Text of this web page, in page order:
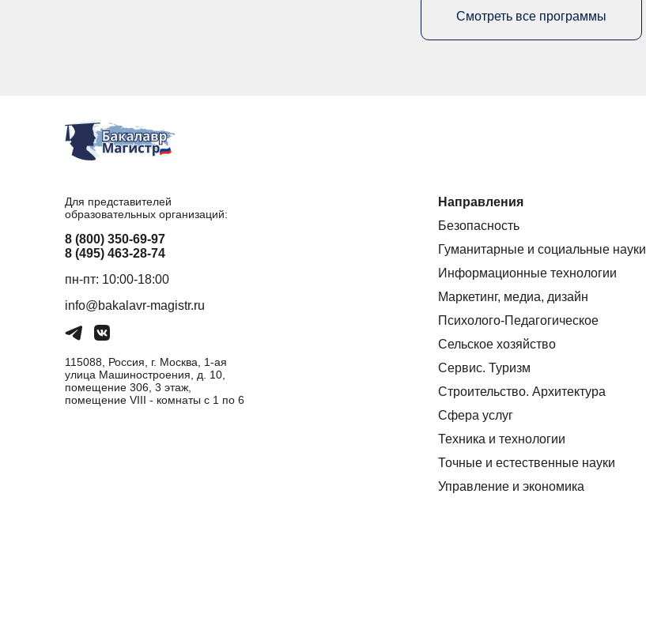
Смотреть все программы
Для представителей
образовательных организаций:
8 (800) 350-69-97
8 (495) 463-28-74
пн-пт: 10:00-18:00
info@bakalavr-magistr.ru
115088, Россия, г. Москва, 1-ая
улица Машиностроения, д. 10,
помещение 306, 3 этаж,
помещение VIII - комнаты с 1 по 6
Направления
Безопасность
Гуманитарные и социальные науки
Информационные технологии
Маркетинг, медиа, дизайн
Психолого-Педагогическое
Сельское хозяйство
Сервис. Туризм
Строительство. Архитектура
Сфера услуг
Техника и технологии
Точные и естественные науки
Управление и экономика